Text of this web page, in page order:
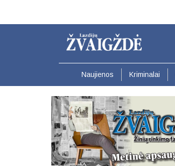
pagrindinį
Naujienos Kriminalai